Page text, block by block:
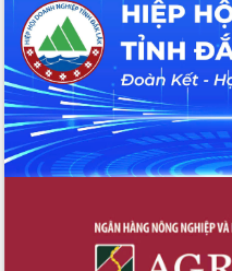
Tháo gỡ những vướng mắc, đẩy mạnh
công tác cải cách thủ tục hành chính
tại Trung tâm Phục vụ hành chính
công tỉnh
Đắk Lắk: Tôn vinh 46 giải pháp tại Hội
thi Sáng tạo Kỹ thuật 2024 - 2025
Đắk Lắk rà soát, điều chỉnh Đề án 190
Trương Công Thái kiểm tra thực địa
Dự án cao tốc Khánh Hòa - Buôn Ma